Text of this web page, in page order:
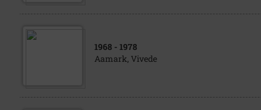
1968 - 1978
Aamark, Vivede